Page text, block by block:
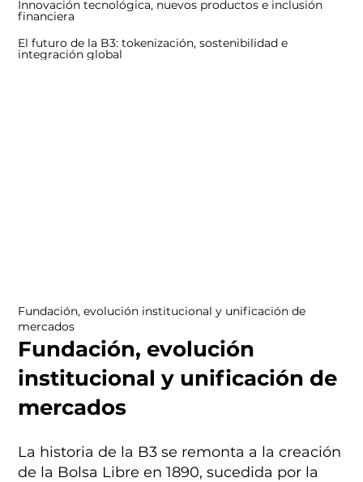
Fundación, evolución institucional y unificación de
mercados
Fundación, evolución
institucional y unificación de
mercados
La historia de la B3 se remonta a la creación
de la Bolsa Libre en 1890, sucedida por la
Innovación tecnológica, nuevos productos e inclusión
financiera
El futuro de la B3: tokenización, sostenibilidad e
integración global